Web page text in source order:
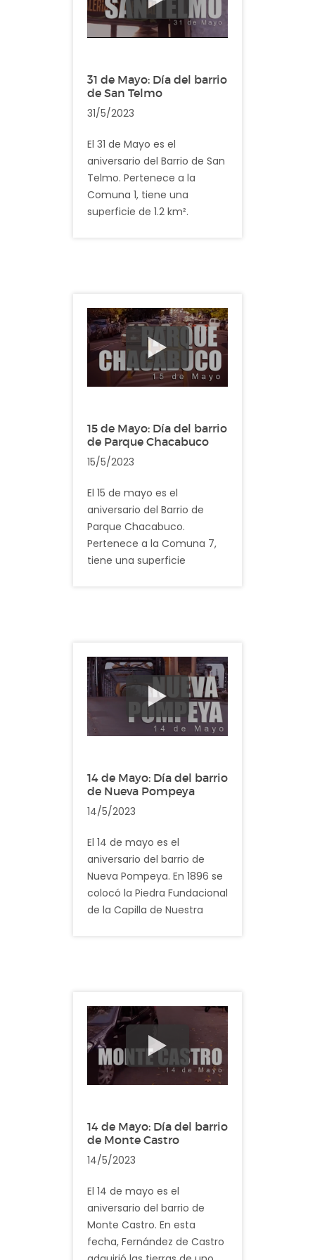
Flores
31 de Mayo: Día del barrio
de San Telmo
31/5/2023
El 31 de Mayo es el
aniversario del Barrio de San
Telmo. Pertenece a la
Comuna 1, tiene una
superficie de 1.2 km².
habitantes.
Descripción: En el video
registramos imagenes
cotidianas del barrio San
15 de Mayo: Día del barrio
de Parque Chacabuco
15/5/2023
El 15 de mayo es el
aniversario del Barrio de
Parque Chacabuco.
Pertenece a la Comuna 7,
tiene una superficie
Descripción: En el video
registramos imagenes
cotidianas del barrio de
Parque Chacabuco
14 de Mayo: Día del barrio
de Nueva Pompeya
14/5/2023
El 14 de mayo es el
aniversario del barrio de
Nueva Pompeya. En 1896 se
colocó la Piedra Fundacional
de la Capilla de Nuestra
Nueva Pompeya pertenece
a la Comuna 4, tiene una
superficie aproximada de 6
km² y cuenta con más de
63.000 habitantes.
registramos imagenes
cotidianas del barrio de
Nueva Pompeya
14 de Mayo: Día del barrio
de Monte Castro
14/5/2023
El 14 de mayo es el
aniversario del barrio de
Monte Castro. En esta
fecha, Fernández de Castro